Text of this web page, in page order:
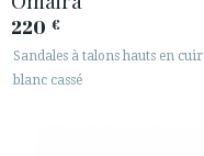
220 €
Sandales à talons hauts en cuir
blanc cassé